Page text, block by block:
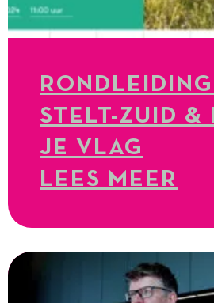
STELT-ZUID &
JE VLAG
LEES MEER